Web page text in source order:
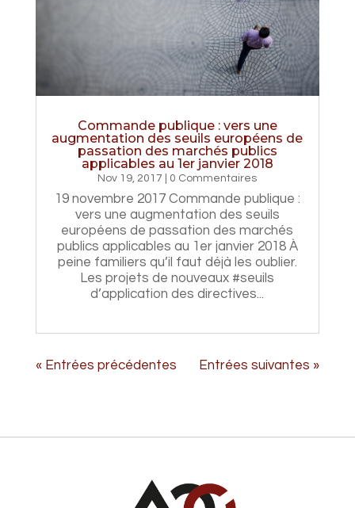
Commande publique : vers une
augmentation des seuils européens de
passation des marchés publics
applicables au 1er janvier 2018
Nov 19, 2017 | 0 Commentaires
19 novembre 2017 Commande publique :
vers une augmentation des seuils
européens de passation des marchés
publics applicables au 1er janvier 2018 À
peine familiers qu’il faut déjà les oublier.
Les projets de nouveaux #seuils
d’application des directives...
« Entrées précédentes Entrées suivantes »